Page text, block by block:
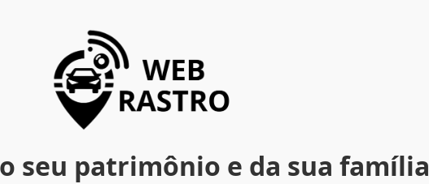
seu patrimônio e da sua família